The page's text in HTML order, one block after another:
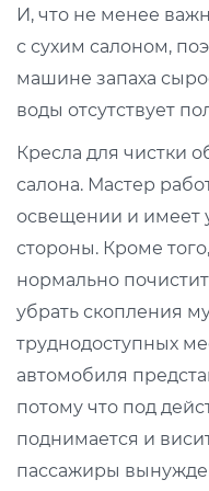
И, что не менее
с сухим салоном,
машине запаха
воды отсутствует
Кресла для чистки
салона. Мастер
освещении и имеет
стороны. Кроме
нормально
убрать скопления
труднодоступных
автомобиля
потому что под
поднимается и
пассажиры